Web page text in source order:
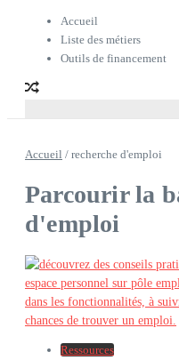
Accueil
Liste des métiers
Outils de financement
Accueil / recherche d'emploi
Parcourir la
d'emploi
Ressources